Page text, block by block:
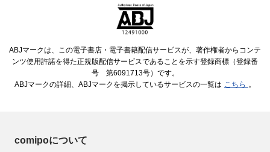
ABJマークは、この電子書店・電子書籍配信サービスが、著作権者からコンテ
ンツ使用許諾を得た正規版配信サービスであることを示す登録商標（登録番
号 第6091713号）です。
ABJマークの詳細、ABJマークを掲示しているサービスの一覧は こちら 。
comipoについて